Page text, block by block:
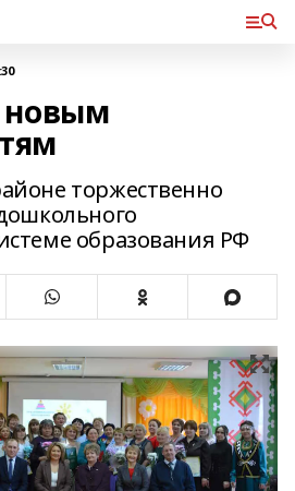
новым
торжественно
образования РФ